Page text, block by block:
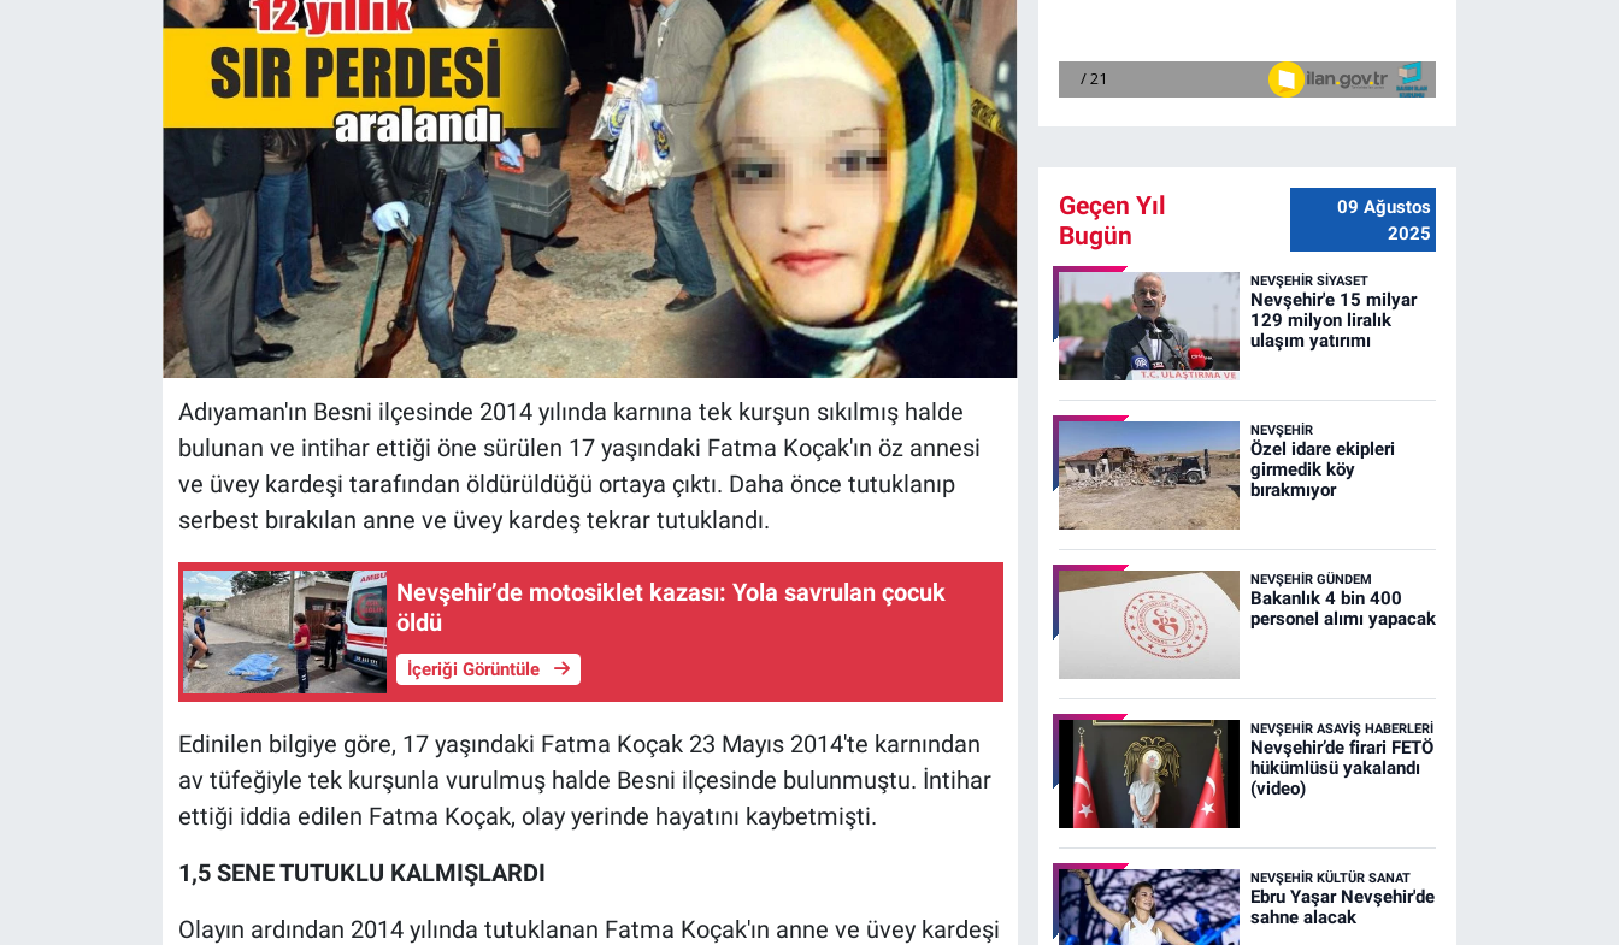
Adıyaman'ın Besni ilçesinde 2014 yılında karnına tek kurşun sıkılmış halde
bulunan ve intihar ettiği öne sürülen 17 yaşındaki Fatma Koçak'ın öz annesi
ve üvey kardeşi tarafından öldürüldüğü ortaya çıktı. Daha önce tutuklanıp
serbest bırakılan anne ve üvey kardeş tekrar tutuklandı.
Nevşehir’de motosiklet kazası: Yola savrulan çocuk
öldü
İçeriği Görüntüle
Edinilen bilgiye göre, 17 yaşındaki Fatma Koçak 23 Mayıs 2014'te karnından
av tüfeğiyle tek kurşunla vurulmuş halde Besni ilçesinde bulunmuştu. İntihar
ettiği iddia edilen Fatma Koçak, olay yerinde hayatını kaybetmişti.
1,5 SENE TUTUKLU KALMIŞLARDI
Olayın ardından 2014 yılında tutuklanan Fatma Koçak'ın anne ve üvey kardeşi
Geçen Yıl
Bugün
09 Ağustos
2025
NEVŞEHIR SIYASET
Nevşehir'e 15 milyar
129 milyon liralık
ulaşım yatırımı
NEVŞEHIR
Özel idare ekipleri
girmedik köy
bırakmıyor
NEVŞEHIR GÜNDEM
Bakanlık 4 bin 400
personel alımı yapacak
NEVŞEHIR ASAYIŞ HABERLERI
Nevşehir’de firari FETÖ
hükümlüsü yakalandı
(video)
NEVŞEHIR KÜLTÜR SANAT
Ebru Yaşar Nevşehir'de
sahne alacak